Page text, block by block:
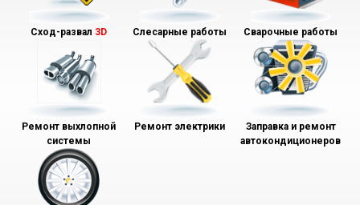
Сход-развал 3D Слесарные работы Сварочные работы
Ремонт выхлопной
системы
Ремонт электрики
Заправка и ремонт
автокондиционеров